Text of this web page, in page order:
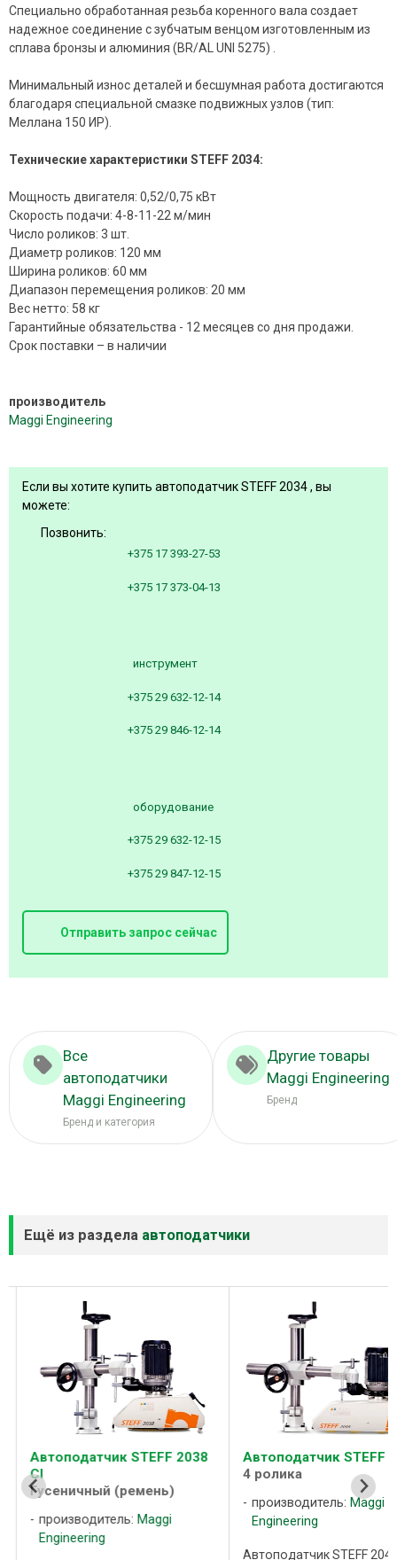
Специально обработанная резьба коренного вала создает
надежное соединение с зубчатым венцом изготовленным из
сплава бронзы и алюминия (BR/AL UNI 5275) .
Минимальный износ деталей и бесшумная работа достигаются
благодаря специальной смазке подвижных узлов (тип:
Меллана 150 ИР).
Технические характеристики STEFF 2034:
Мощность двигателя: 0,52/0,75 кВт
Скорость подачи: 4-8-11-22 м/мин
Число роликов: 3 шт.
Диаметр роликов: 120 мм
Ширина роликов: 60 мм
Диапазон перемещения роликов: 20 мм
Вес нетто: 58 кг
Гарантийные обязательства - 12 месяцев со дня продажи.
Срок поставки – в наличии
производитель
Maggi Engineering
Если вы хотите купить автоподатчик STEFF 2034 , вы
можете:
Позвонить:
+375 17 393-27-53
+375 17 373-04-13
инструмент
+375 29 632-12-14
+375 29 846-12-14
оборудование
+375 29 632-12-15
+375 29 847-12-15
Отправить запрос сейчас
Все
автоподатчики
Maggi Engineering
Бренд и категория
Другие товары
Maggi Engineering
Бренд
Ещё из раздела автоподатчики
Автоподатчик STEFF 2038
CI
Гусеничный (ремень)
производитель: Maggi
Engineering
Автоподатчик STEFF
4 ролика
производитель: Maggi
Engineering
Автоподатчик STEFF 2044